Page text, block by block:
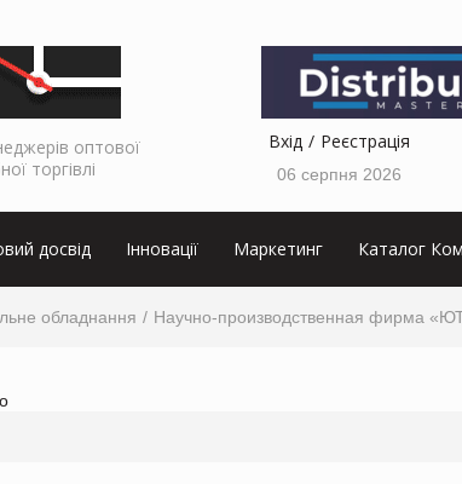
оптової
торгівлі
Вхід Реєстрація
06 серпня 2026
досвід Інновації Маркетинг Каталог
обладнання Научно-производственная фирма